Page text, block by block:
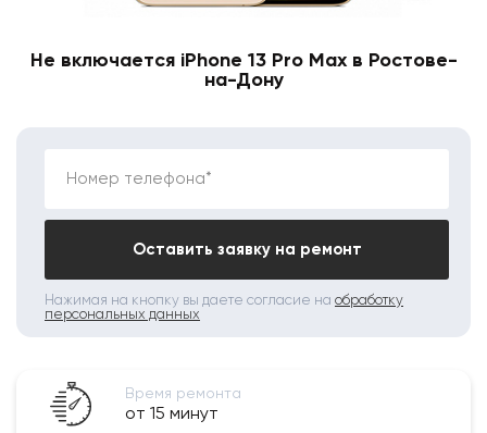
Не включается iPhone 13 Pro Max в Ростове-
на-Дону
Номер телефона*
Оставить заявку на ремонт
Нажимая на кнопку вы даете согласие на обработку
персональных данных
Время ремонта
от 15 минут